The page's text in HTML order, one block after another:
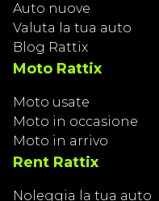
Auto nuove
Valuta la tua auto
Blog Rattix
Moto Rattix
Moto usate
Moto in occasione
Moto in arrivo
Rent Rattix
Noleggia la tua auto